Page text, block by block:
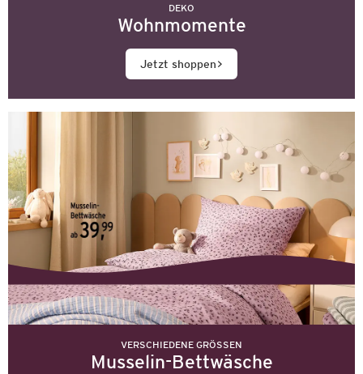
DEKO
Wohnmomente
Jetzt shoppen
VERSCHIEDENE GRÖSSEN
Musselin-Bettwäsche